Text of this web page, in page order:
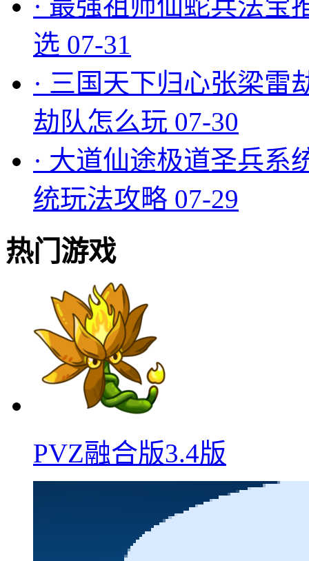
选 07-31
· 三国天下归心张梁雷
劫队怎么玩 07-30
· 大道仙途极道圣兵系
统玩法攻略 07-29
热门游戏
PVZ融合版3.4版